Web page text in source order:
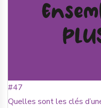
#47
Quelles sont les clés